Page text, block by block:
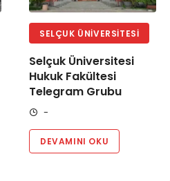
SELÇUK ÜNIVERSITESI
Selçuk Üniversitesi
Hukuk Fakültesi
Telegram Grubu
-
DEVAMINI OKU